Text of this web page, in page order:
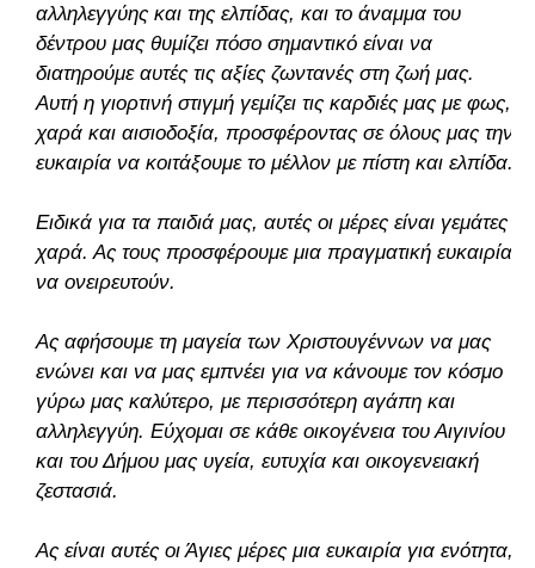
αλληλεγγύης και της ελπίδας, και το άναμμα του
δέντρου μας θυμίζει πόσο σημαντικό είναι να
διατηρούμε αυτές τις αξίες ζωντανές στη ζωή μας.
Αυτή η γιορτινή στιγμή γεμίζει τις καρδιές μας με φως,
χαρά και αισιοδοξία, προσφέροντας σε όλους μας την
ευκαιρία να κοιτάξουμε το μέλλον με πίστη και ελπίδα.
Ειδικά για τα παιδιά μας, αυτές οι μέρες είναι γεμάτες
χαρά. Ας τους προσφέρουμε μια πραγματική ευκαιρία
να ονειρευτούν.
Ας αφήσουμε τη μαγεία των Χριστουγέννων να μας
ενώνει και να μας εμπνέει για να κάνουμε τον κόσμο
γύρω μας καλύτερο, με περισσότερη αγάπη και
αλληλεγγύη. Εύχομαι σε κάθε οικογένεια του Αιγινίου
και του Δήμου μας υγεία, ευτυχία και οικογενειακή
ζεστασιά.
Ας είναι αυτές οι Άγιες μέρες μια ευκαιρία για ενότητα,